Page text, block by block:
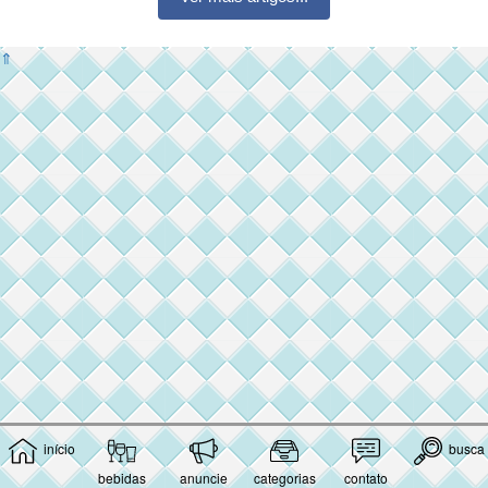
início
bebidas
anuncie categorias contato
busca
⇑